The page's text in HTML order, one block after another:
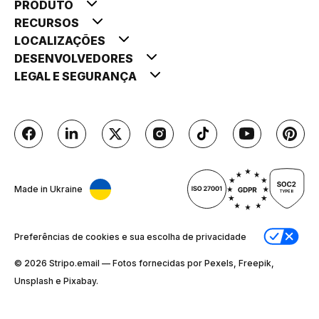
PRODUTO
RECURSOS
LOCALIZAÇÕES
DESENVOLVEDORES
LEGAL E SEGURANÇA
Made in Ukraine
Preferências de cookies e sua escolha de privacidade
© 2026 Stripо.email — Fotos fornecidas por Pexels, Freepik,
Unsplash e Pixabay.